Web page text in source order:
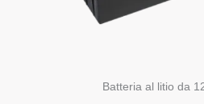
Batteria al litio da